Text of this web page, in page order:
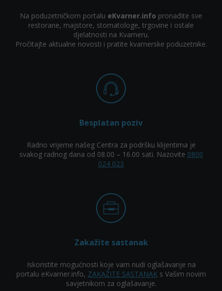
Na poduzetničkom portalu eKvarner.info pronađite sve
restorane, majstore, stomatologe, trgovine i ostale
djelatnosti na Kvarneru.
Pročitajte aktualne novosti i pratite kvarnerske poduzetnike.
Besplatan poziv
Radno vrijeme našeg Centra za podršku klijentima je
svakog radnog dana od 08.00 – 16.00 sati. Nazovite 0800
024 023
Zakažite sastanak
Iskoristite mogućnosti koje vam nudi oglašavanje na
portalu eKvarner.info, ZAKAŽITE SASTANAKs Vašim novim
savjetnikom za oglašavanje.